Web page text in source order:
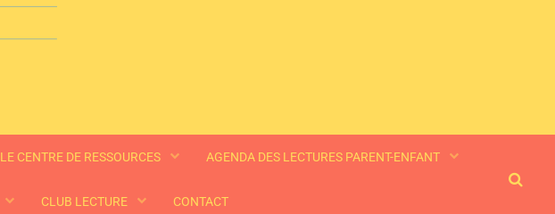
LE CENTRE DE RESSOURCES AGENDA DES LECTURES PARENT-ENFANT
CLUB LECTURE CONTACT